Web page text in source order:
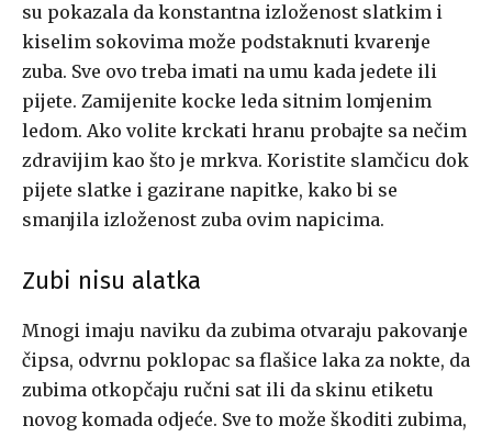
su pokazala da konstantna izloženost slatkim i
kiselim sokovima može podstaknuti kvarenje
zuba. Sve ovo treba imati na umu kada jedete ili
pijete. Zamijenite kocke leda sitnim lomjenim
ledom. Ako volite krckati hranu probajte sa nečim
zdravijim kao što je mrkva. Koristite slamčicu dok
pijete slatke i gazirane napitke, kako bi se
smanjila izloženost zuba ovim napicima.
Zubi nisu alatka
Mnogi imaju naviku da zubima otvaraju pakovanje
čipsa, odvrnu poklopac sa flašice laka za nokte, da
zubima otkopčaju ručni sat ili da skinu etiketu
novog komada odjeće. Sve to može škoditi zubima,